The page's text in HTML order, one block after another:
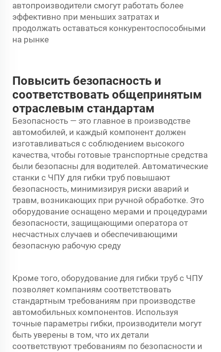
автопроизводители смогут работать более
эффективно при меньших затратах и
продолжать оставаться конкурентоспособными
на рынке
Повысить безопасность и
соответствовать общепринятым
отраслевым стандартам
Безопасность — это главное в производстве
автомобилей, и каждый компонент должен
изготавливаться с соблюдением высокого
качества, чтобы готовые транспортные средства
были безопасны для водителей. Автоматические
станки с ЧПУ для гибки труб повышают
безопасность, минимизируя риски аварий и
травм, возникающих при ручной обработке. Это
оборудование оснащено мерами и процедурами
безопасности, защищающими оператора от
несчастных случаев и обеспечивающими
безопасную рабочую среду
Кроме того, оборудование для гибки труб с ЧПУ
позволяет компаниям соответствовать
стандартным требованиям при производстве
автомобильных компонентов. Используя
точные параметры гибки, производители могут
быть уверены в том, что их детали
соответствуют требованиям по безопасности и